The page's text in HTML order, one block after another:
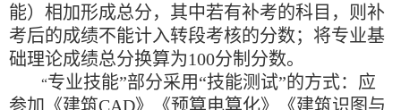
能）相加形成总分，其中若有补考的科目，则补
考后的成绩不能计入转段考核的分数；将专业基
础理论成绩总分换算为100分制分数。
“专业技能”部分采用“技能测试”的方式：应
参加《建筑CAD》《预算电算化》《建筑识图与